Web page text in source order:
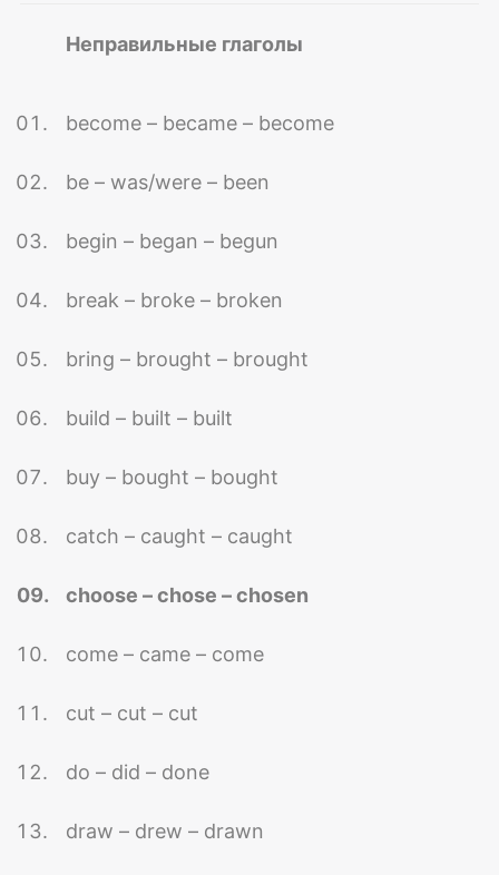
Неправильные глаголы
become – became – become
be – was/were – been
begin – began – begun
break – broke – broken
bring – brought – brought
build – built – built
buy – bought – bought
catch – caught – caught
choose – chose – chosen
come – came – come
cut – cut – cut
do – did – done
draw – drew – drawn